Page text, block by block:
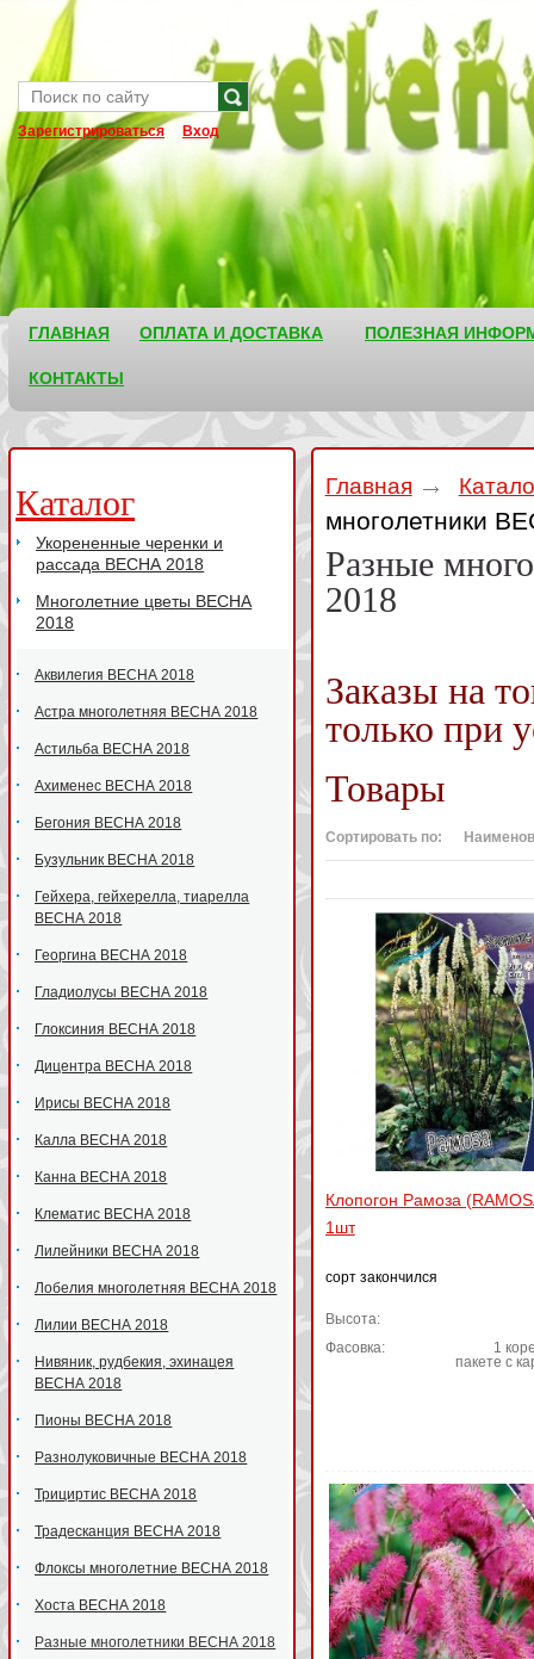
Зарегистрироваться Вход
ГЛАВНАЯ ОПЛАТА И ДОСТАВКА ПОЛЕЗНАЯ
КОНТАКТЫ
Каталог
Укорененные черенки и
рассада ВЕСНА 2018
Многолетние цветы ВЕСНА
2018
Аквилегия ВЕСНА 2018
Астра многолетняя ВЕСНА 2018
Астильба ВЕСНА 2018
Ахименес ВЕСНА 2018
Бегония ВЕСНА 2018
Бузульник ВЕСНА 2018
Гейхера, гейхерелла, тиарелла
ВЕСНА 2018
Георгина ВЕСНА 2018
Гладиолусы ВЕСНА 2018
Глоксиния ВЕСНА 2018
Дицентра ВЕСНА 2018
Ирисы ВЕСНА 2018
Калла ВЕСНА 2018
Канна ВЕСНА 2018
Клематис ВЕСНА 2018
Лилейники ВЕСНА 2018
Лобелия многолетняя ВЕСНА 2018
Лилии ВЕСНА 2018
Нивяник, рудбекия, эхинацея
ВЕСНА 2018
Пионы ВЕСНА 2018
Разнолуковичные ВЕСНА 2018
Трициртис ВЕСНА 2018
Традесканция ВЕСНА 2018
Флоксы многолетние ВЕСНА 2018
Хоста ВЕСНА 2018
Разные многолетники ВЕСНА 2018
Главная
многолетники
Разные
2018
Заказы на
только при
Товары
Сортировать по:
Клопогон Рамоза
1шт
сорт закончился
Высота:
Фасовка:
1
пакете с